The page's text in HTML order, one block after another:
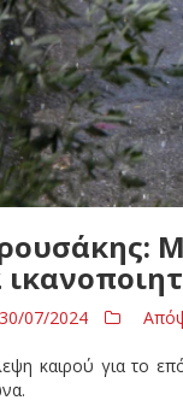
30/07/2024
καιρού για το